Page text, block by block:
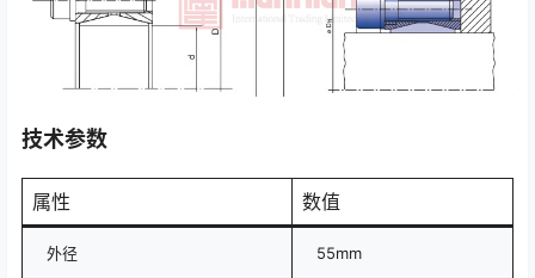
技术参数
属性 数值
外径 55mm